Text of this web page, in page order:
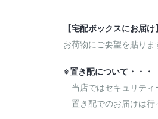
【宅配ボックスにお届
お荷物にご要望を貼りま
※置き配について・・・
当店ではセキュリティ
置き配でのお届けは行